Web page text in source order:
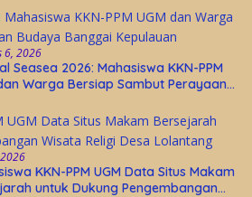
6, 2026
Seasea 2026: Mahasiswa KKN-PPM
Warga Bersiap Sambut Perayaan
KKN-PPM UGM Data Situs Makam
untuk Dukung Pengembangan